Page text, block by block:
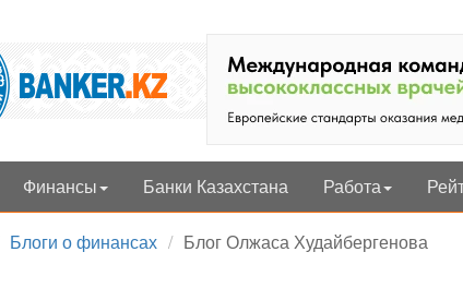
Финансы Банки Казахстана Работа
Блоги о финансах / Блог Олжаса Худайбергенова